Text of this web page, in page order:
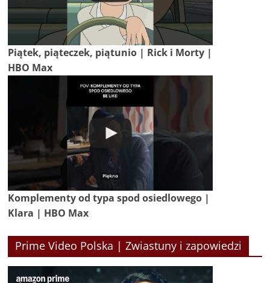
Piątek, piąteczek, piątunio | Rick i Morty |
HBO Max
Komplementy od typa spod osiedlowego |
Klara | HBO Max
Prime Video Polska | Zwiastuny i zapowiedzi